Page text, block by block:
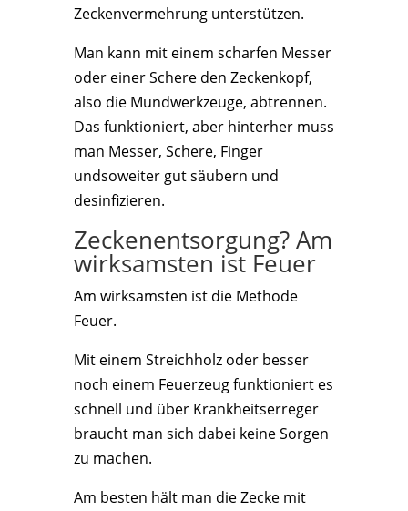
Zeckenvermehrung unterstützen.
Man kann mit einem scharfen Messer
oder einer Schere den Zeckenkopf,
also die Mundwerkzeuge, abtrennen.
Das funktioniert, aber hinterher muss
man Messer, Schere, Finger
undsoweiter gut säubern und
desinfizieren.
Zeckenentsorgung? Am
wirksamsten ist Feuer
Am wirksamsten ist die Methode
Feuer.
Mit einem Streichholz oder besser
noch einem Feuerzeug funktioniert es
schnell und über Krankheitserreger
braucht man sich dabei keine Sorgen
zu machen.
Am besten hält man die Zecke mit